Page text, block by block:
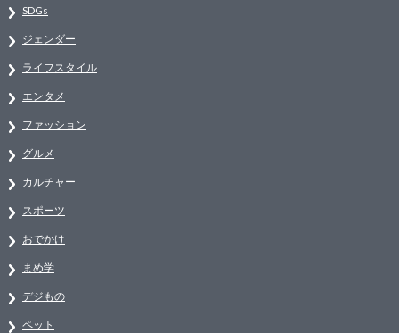
SDGs
ジェンダー
ライフスタイル
エンタメ
ファッション
グルメ
カルチャー
スポーツ
おでかけ
まめ学
デジもの
ペット